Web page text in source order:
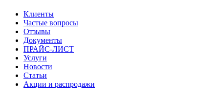
Клиенты
Частые вопросы
Отзывы
Документы
ПРАЙС-ЛИСТ
Услуги
Новости
Статьи
Акции и распродажи